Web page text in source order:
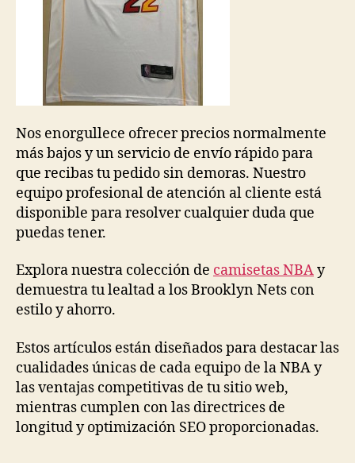
Nos enorgullece ofrecer precios normalmente
más bajos y un servicio de envío rápido para
que recibas tu pedido sin demoras. Nuestro
equipo profesional de atención al cliente está
disponible para resolver cualquier duda que
puedas tener.
Explora nuestra colección de camisetas NBAy
demuestra tu lealtad a los Brooklyn Nets con
estilo y ahorro.
Estos artículos están diseñados para destacar las
cualidades únicas de cada equipo de la NBA y
las ventajas competitivas de tu sitio web,
mientras cumplen con las directrices de
longitud y optimización SEO proporcionadas.